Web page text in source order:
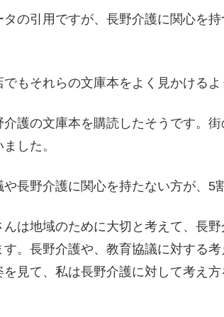
の引用ですが、長野介護に関心を
もそれらの文庫本をよく見かけるよ
護の文庫本を購読したそうです。
した。
長野介護に関心を持たない方が、5
は地域のために大切と考えて、長
。長野介護や、教育協議に対する
見て、私は長野介護に対して考え方